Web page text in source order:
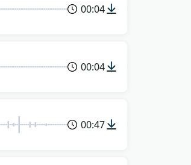
00:04
00:04
00:47